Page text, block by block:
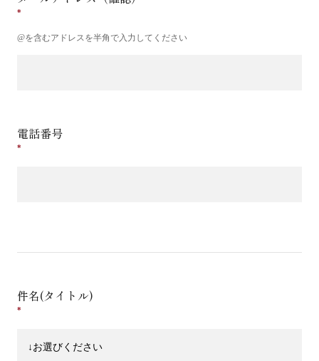
@を含むアドレスを半角で入力してください
電話番号
件名(タイトル)